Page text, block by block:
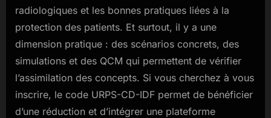
radiologiques et les bonnes pratiques liées à la
protection des patients. Et surtout, il y a une
dimension pratique : des scénarios concrets, des
simulations et des QCM qui permettent de vérifier
l’assimilation des concepts. Si vous cherchez à vous
inscrire, le code URPS-CD-IDF permet de bénéficier
d’une réduction et d’intégrer une plateforme